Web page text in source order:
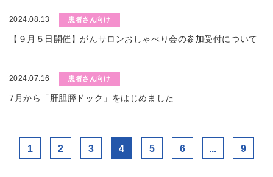
2024.08.13 患者さん向け
【９月５日開催】がんサロンおしゃべり会の参加受付について
2024.07.16 患者さん向け
7月から「肝胆膵ドック」をはじめました
1 2 3 4 5 6 ... 9